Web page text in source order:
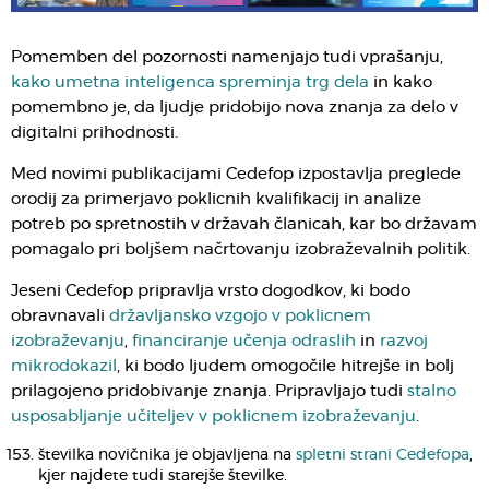
Pomemben del pozornosti namenjajo tudi vprašanju,
kako umetna inteligenca spreminja trg dela in kako
pomembno je, da ljudje pridobijo nova znanja za delo v
digitalni prihodnosti.
Med novimi publikacijami Cedefop izpostavlja preglede
orodij za primerjavo poklicnih kvalifikacij in analize
potreb po spretnostih v državah članicah, kar bo državam
pomagalo pri boljšem načrtovanju izobraževalnih politik.
Jeseni Cedefop pripravlja vrsto dogodkov, ki bodo
obravnavali državljansko vzgojo v poklicnem
izobraževanju financiranje učenja odraslih in razvoj
mikrodokazil
, ki bodo ljudem omogočile hitrejše in bolj
prilagojeno pridobivanje znanja. Pripravljajo tudi stalno
usposabljanje učiteljev v poklicnem izobraževanju
številka novičnika je objavljena na spletni strani Cedefopa
kjer najdete tudi starejše številke.